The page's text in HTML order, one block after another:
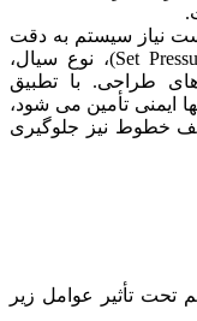
نیاز سیستم به‌ دقت
بررسی شود: از جمله فشار بازشدن (Set Pressure)، نوع سیال،
طراحی. با تطبیق
ایمنی تأمین می‌ شود،
خطوط نیز جلوگیری
تأثیر عوامل زیر